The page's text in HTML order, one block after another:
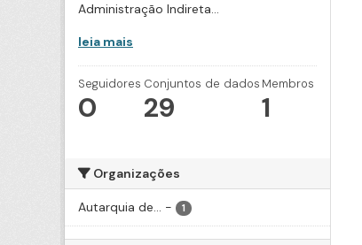
Administração Indireta...
leia mais
Seguidores
0
Conjuntos de dados
29
Membros
1
Organizações
Autarquia de... - 1